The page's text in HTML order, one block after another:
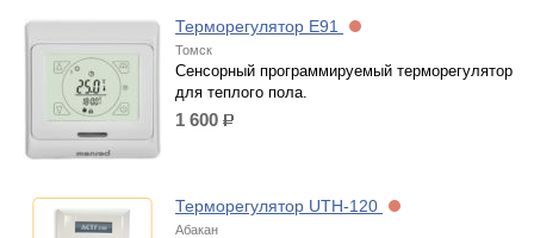
Терморегулятор Е91
Томск
Сенсорный программируемый терморегулятор
для теплого пола.
1 600 р.
Терморегулятор UTH-120
Абакан